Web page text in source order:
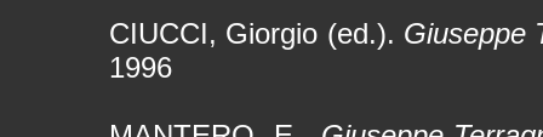
CIUCCI, Giorgio (ed.). Giuseppe
1996